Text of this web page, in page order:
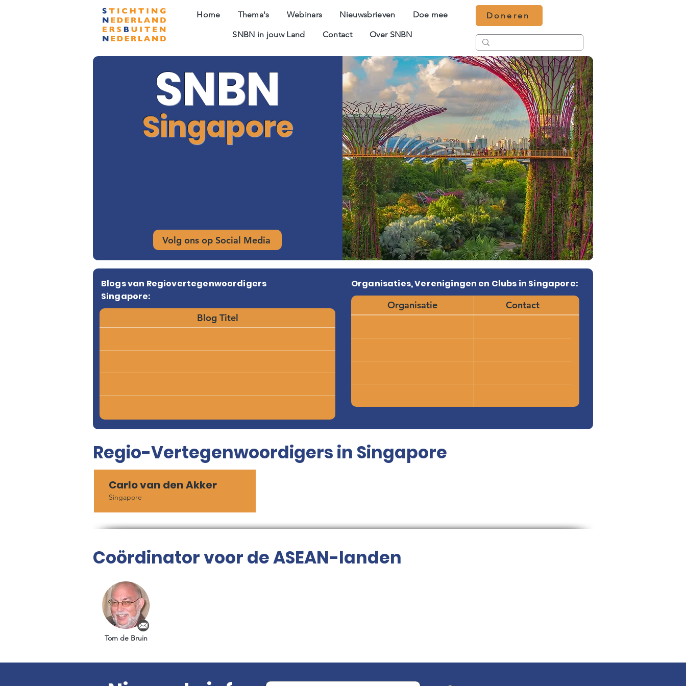
Home Thema's Webinars Nieuwsbrieven Doe mee
SNBN in jouw Land Contact Over SNBN
Doneren
Singapore
SNBN
Volg ons op Social Media
Blogs van Regiovertegenwoordigers
Singapore:
Blog Titel
Organisaties, Verenigingen en Clubs in Singapore:
Organisatie
Contact
Regio-Vertegenwoordigers in Singapore
Carlo van den Akker
Singapore
Coördinator voor de ASEAN-landen
Tom de Bruin